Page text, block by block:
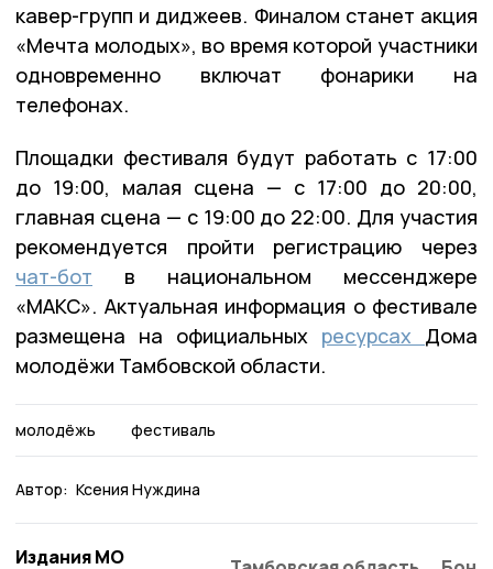
кавер-групп и диджеев. Финалом станет акция
«Мечта молодых», во время которой участники
одновременно включат фонарики на
телефонах.
Площадки фестиваля будут работать с 17:00
до 19:00, малая сцена — с 17:00 до 20:00,
главная сцена — с 19:00 до 22:00. Для участия
рекомендуется пройти регистрацию через
чат-бот в национальном мессенджере
«МАКС». Актуальная информация о фестивале
размещена на официальных ресурсах Дома
молодёжи Тамбовской области.
молодёжь фестиваль
Автор: Ксения Нуждина
Издания МО